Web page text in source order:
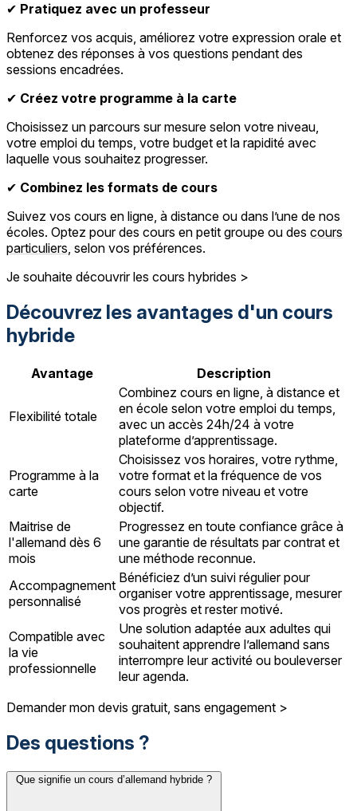
✔ Pratiquez avec un professeur
Renforcez vos acquis, améliorez votre expression orale et
obtenez des réponses à vos questions pendant des
sessions encadrées.
✔ Créez votre programme à la carte
Choisissez un parcours sur mesure selon votre niveau,
votre emploi du temps, votre budget et la rapidité avec
laquelle vous souhaitez progresser.
✔ Combinez les formats de cours
Suivez vos cours en ligne, à distance ou dans l’une de nos
écoles. Optez pour des cours en petit groupe ou des cours
particuliers, selon vos préférences.
Je souhaite découvrir les cours hybrides >
Découvrez les avantages d'un cours
hybride
Avantage Description
Flexibilité totale
Combinez cours en ligne, à distance et
en école selon votre emploi du temps,
avec un accès 24h/24 à votre
plateforme d’apprentissage.
Programme à la
carte
Choisissez vos horaires, votre rythme,
votre format et la fréquence de vos
cours selon votre niveau et votre
objectif.
Maitrise de
l'allemand dès 6
mois
Progressez en toute confiance grâce à
une garantie de résultats par contrat et
une méthode reconnue.
Accompagnement
personnalisé
Bénéficiez d’un suivi régulier pour
organiser votre apprentissage, mesurer
vos progrès et rester motivé.
Compatible avec
la vie
professionnelle
Une solution adaptée aux adultes qui
souhaitent apprendre l’allemand sans
interrompre leur activité ou bouleverser
leur agenda.
Demander mon devis gratuit, sans engagement >
Des questions ?
Que signifie un cours d’allemand hybride ?